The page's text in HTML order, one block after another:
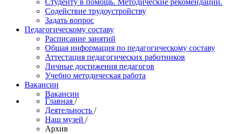
Студенту в помощь. Методические рекомендации.
Содействие трудоустройству
Задать вопрос
Педагогическому составу
Расписание занятий
Общая информация по педагогическому составу
Аттестация педагогических работников
Личные достижения педагогов
Учебно методическая работа
Вакансии
Вакансии
Главная /
Деятельность /
Наш музей /
Архив